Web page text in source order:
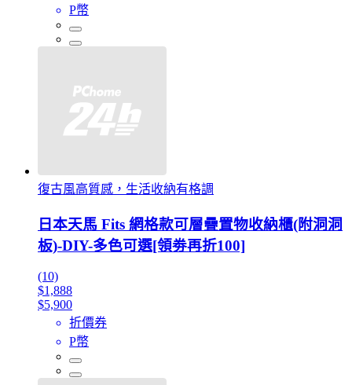
P幣
復古風高質感，生活收納有格調
日本天馬 Fits 網格款可層疊置物收納櫃(附洞洞
板)-DIY-多色可選[領劵再折100]
(10)
$1,888
$5,900
折價券
P幣